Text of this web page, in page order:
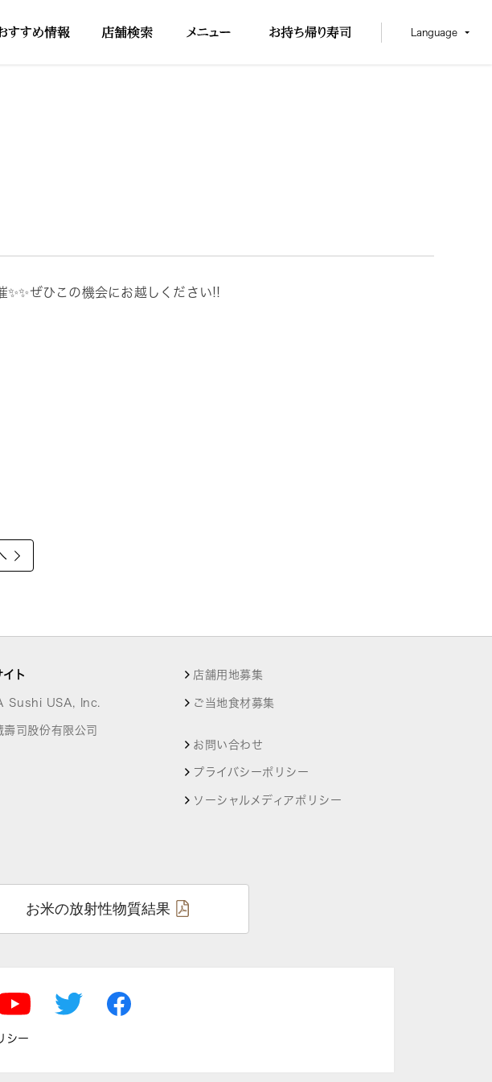
Language
ぜひこの機会にお越しください!!
ト
Sushi USA, Inc.
壽司股份有限公司
店舗用地募集
ご当地食材募集
お問い合わせ
プライバシーポリシー
ソーシャルメディアポリシー
お米の放射性物質結果
シー